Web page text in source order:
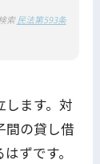
索 民法第593条
ます。対
間の貸し借
ずです。